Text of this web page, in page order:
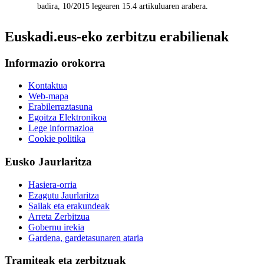
badira, 10/2015 legearen 15.4 artikuluaren arabera.
Euskadi.eus-eko zerbitzu erabilienak
Informazio orokorra
Kontaktua
Web-mapa
Erabilerraztasuna
Egoitza Elektronikoa
Lege informazioa
Cookie politika
Eusko Jaurlaritza
Hasiera-orria
Ezagutu Jaurlaritza
Sailak eta erakundeak
Arreta Zerbitzua
Gobernu irekia
Gardena, gardetasunaren ataria
Tramiteak eta zerbitzuak